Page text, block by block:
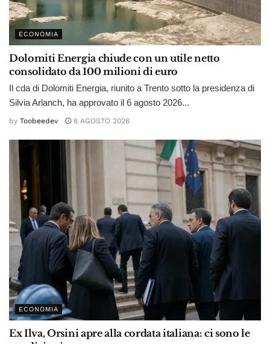
ECONOMIA
Dolomiti Energia chiude con un utile netto
consolidato da 100 milioni di euro
Il cda di Dolomiti Energia, riunito a Trento sotto la presidenza di
Silvia Arlanch, ha approvato il 6 agosto 2026...
by Toobeedev 6 AGOSTO 2026
ECONOMIA
Ex Ilva, Orsini apre alla cordata italiana: ci sono le